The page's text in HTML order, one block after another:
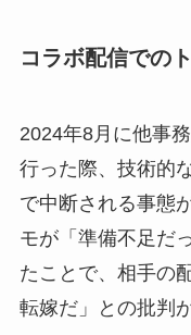
コラボ配信での
2024年8月に他事
行った際、技術的
で中断される事態
モが「準備不足だ
たことで、相手の
転嫁だ」との批判